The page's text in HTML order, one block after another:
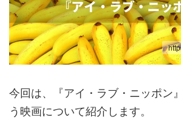
今回は、『アイ・ラブ・ニッポン
う映画について紹介します。